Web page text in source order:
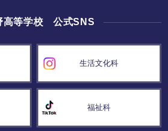
高等学校 公式SNS
生活文化科
福祉科